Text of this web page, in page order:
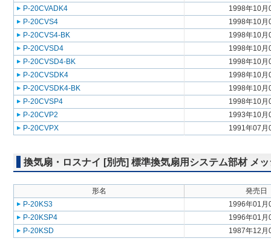
P-20CVADK4
1998年10月
P-20CVS4
1998年10月
P-20CVS4-BK
1998年10月
P-20CVSD4
1998年10月
P-20CVSD4-BK
1998年10月
P-20CVSDK4
1998年10月
P-20CVSDK4-BK
1998年10月
P-20CVSP4
1998年10月
P-20CVP2
1993年10月
P-20CVPX
1991年07月
換気扇・ロスナイ [別売] 標準換気扇用システム部材 メ
形名
発売日
P-20KS3
1996年01月
P-20KSP4
1996年01月
P-20KSD
1987年12月